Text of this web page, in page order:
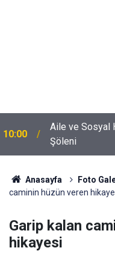
10:00
Aile ve Sosyal
Şöleni
Anasayfa Foto
caminin hüzün veren
Garip kalan
hikayesi